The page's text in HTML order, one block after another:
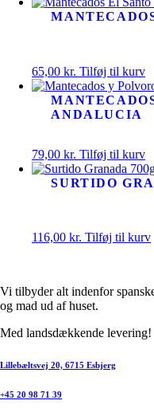
65,00 kr. Tilføj til kurv
ANDALUCIA
79,00 kr. Tilføj til kurv
SURTIDO
116,00 kr. Tilføj til kurv
Vi tilbyder alt indenfor
og mad ud af huset.
Med landsdækkende levering!
Lillebæltsvej 20, 6715 Esbjerg
+45 20 98 71 39